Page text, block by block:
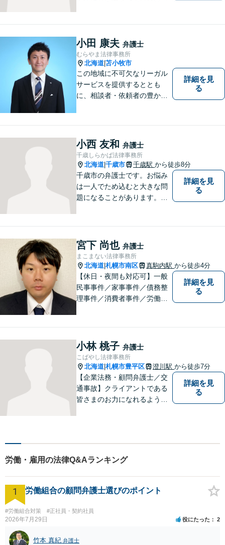
になれればと思っております
ので、どうぞお気軽にご相談
ください。
小田 康夫 弁護士
むらやま法律事務所
北海道 苫小牧市
この地域に不可欠なリーガル
サービスを提供するととも
に、相談者・依頼者の豊かな
士小田康夫）
詳細を見
る
小西 友和 弁護士
千歳しらかば法律事務所
北海道 千歳市 千歳駅 から徒歩8分
千歳市の弁護士です。お悩み
は一人でため込むと大きな問
題になることがあります。ぜ
詳細を見
る
宮下 尚也 弁護士
まこまない法律事務所
北海道 札幌市南区 真駒内駅 から徒歩4分
【休日・夜間も対応可】一般
民事事件／家事事件／債務整
理事件／消費者事件／労働事
を抱え込まず、まずは一度ご
相談ください！
詳細を見
る
小林 桃子 弁護士
こばやし法律事務所
北海道 札幌市豊平区 澄川駅 から徒歩7分
【企業法務・顧問弁護士／交
通事故】クライアントである
皆さまのお力になれるよう全
詳細を見
る
労働・雇用の法律Q&Aランキング
1 労働組合の顧問弁護士選びのポイント
#労働組合対策 #正社員・契約社員
2026年7月29日 役にたった 2
竹本 真紀 弁護士